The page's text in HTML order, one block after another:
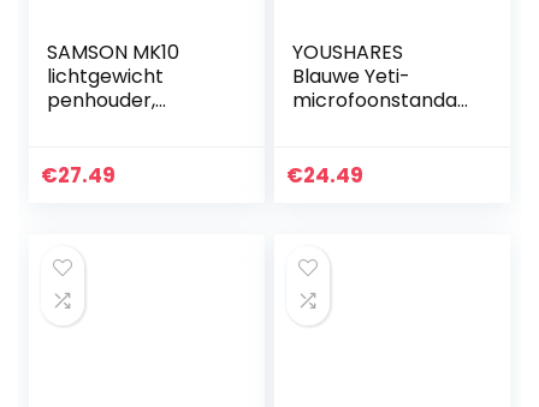
SAMSON MK10
lichtgewicht
penhouder,
€27.49
YOUSHARES
Blauwe Yeti-
microfoonstandaa
hoes en
compatibel met
blauwe Yeti,
blauwe Yeti Pro-
€24.49